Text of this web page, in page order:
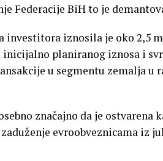
Federacije BiH to je
investitora iznosila je oko 2,5
inicijalno planiranog iznosa i
u segmentu zemalja u
značajno da je ostvarena
evroobveznicama iz